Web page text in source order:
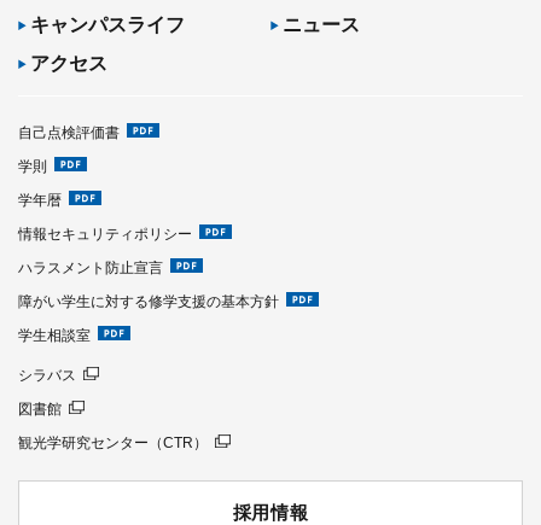
キャンパスライフ
ニュース
アクセス
自己点検評価書
学則
学年暦
情報セキュリティポリシー
ハラスメント防止宣言
障がい学生に対する修学支援の基本方針
学生相談室
シラバス
図書館
観光学研究センター（CTR）
採用情報